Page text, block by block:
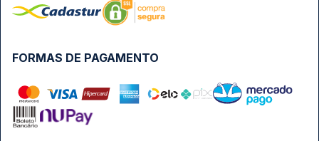
FORMAS DE PAGAMENTO